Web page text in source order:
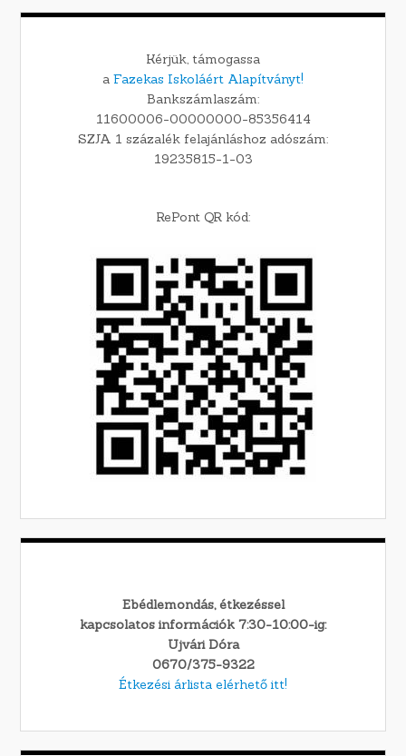
Kérjük, támogassa
a Fazekas Iskoláért Alapítványt!
Bankszámlaszám:
11600006-00000000-85356414
SZJA 1 százalék felajánláshoz adószám:
19235815-1-03
RePont QR kód:
Ebédlemondás, étkezéssel
kapcsolatos információk 7:30-10:00-ig:
Ujvári Dóra
0670/375-9322
Étkezési árlista elérhető itt!